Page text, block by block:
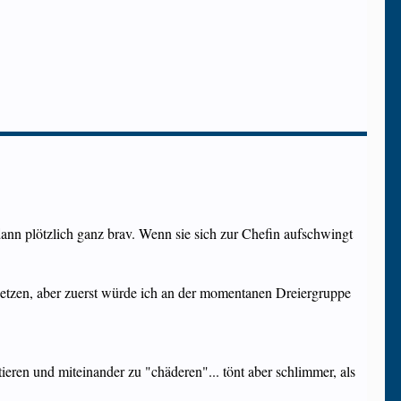
plötzlich ganz brav. Wenn sie sich zur Chefin aufschwingt
aber zuerst würde ich an der momentanen Dreiergruppe
und miteinander zu "chäderen"... tönt aber schlimmer, als